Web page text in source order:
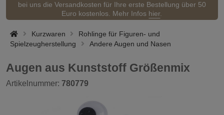
bei uns die Versandkosten für Ihre erste Bestellung über 50
Euro kostenlos. Mehr Infos hier.
Kurzwaren
Rohlinge für Figuren- und
Spielzeugherstellung
Andere Augen und Nasen
Augen aus Kunststoff Größenmix
Artikelnummer: 780779